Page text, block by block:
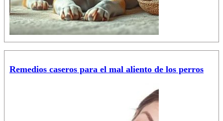
Remedios caseros para el mal aliento de los perros